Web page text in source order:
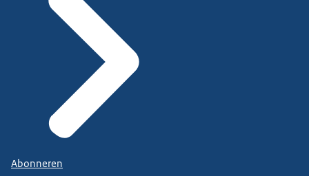
Abonneren